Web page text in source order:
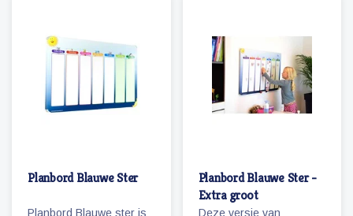
Planbord Blauwe Ster
Planbord Blauwe ster is
Planbord Blauwe Ster -
Extra groot
Deze versie van